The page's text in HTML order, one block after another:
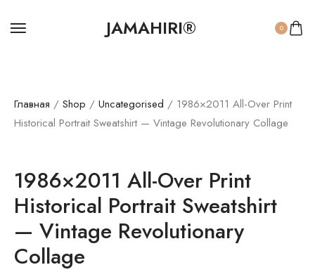
JAMAHIRI® 0
Главная / Shop / Uncategorised / 1986×2011 All-Over Print
Historical Portrait Sweatshirt — Vintage Revolutionary Collage
1986×2011 All-Over Print
Historical Portrait Sweatshirt
— Vintage Revolutionary
Collage